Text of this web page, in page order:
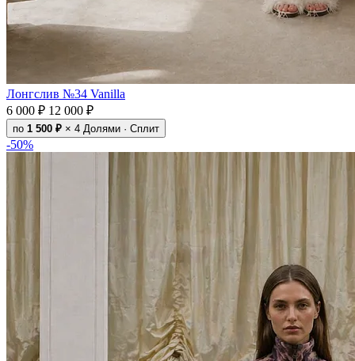
Лонгслив №34 Vanilla
6 000 ₽ 12 000 ₽
по 1 500 ₽ × 4 Долями · Сплит
-50%